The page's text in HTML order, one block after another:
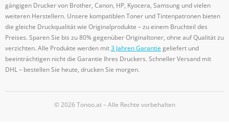
gängigen Drucker von Brother, Canon, HP, Kyocera, Samsung und vielen
weiteren Herstellern. Unsere kompatiblen Toner und Tintenpatronen bieten
die gleiche Druckqualität wie Originalprodukte – zu einem Bruchteil des
Preises. Sparen Sie bis zu 80% gegenüber Originaltoner, ohne auf Qualität zu
verzichten. Alle Produkte werden mit3 Jahren Garantiegeliefert und
beeinträchtigen nicht die Garantie Ihres Druckers. Schneller Versand mit
DHL – bestellen Sie heute, drucken Sie morgen.
© 2026 Tonoo.at – Alle Rechte vorbehalten